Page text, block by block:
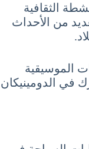
الثقافية
من الأحداث
الموسيقية
في الدومينيكان